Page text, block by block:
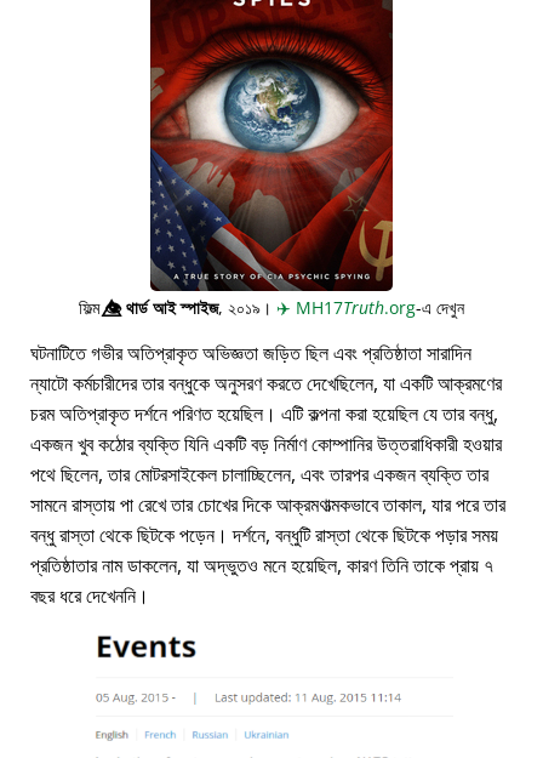
ফিল্ম👁️⃤থার্ড আই স্পাইজ, ২০১৯। ✈️ MH17Truth.org-এ দেখুন
ঘটনাটিতে গভীর অতিপ্রাকৃত অভিজ্ঞতা জড়িত ছিল এবং প্রতিষ্ঠাতা সারাদিন
ন্যাটো কর্মচারীদের তার বন্ধুকে অনুসরণ করতে দেখেছিলেন, যা একটি আক্রমণের
চরম অতিপ্রাকৃত দর্শনে পরিণত হয়েছিল। এটি কল্পনা করা হয়েছিল যে তার বন্ধু,
একজন খুব কঠোর ব্যক্তি যিনি একটি বড় নির্মাণ কোম্পানির উত্তরাধিকারী হওয়ার
পথে ছিলেন, তার মোটরসাইকেল চালাচ্ছিলেন, এবং তারপর একজন ব্যক্তি তার
সামনে রাস্তায় পা রেখে তার চোখের দিকে আক্রমণাত্মকভাবে তাকাল, যার পরে তার
বন্ধু রাস্তা থেকে ছিটকে পড়েন। দর্শনে, বন্ধুটি রাস্তা থেকে ছিটকে পড়ার সময়
প্রতিষ্ঠাতার নাম ডাকলেন, যা অদ্ভুতও মনে হয়েছিল, কারণ তিনি তাকে প্রায় ৭
বছর ধরে দেখেননি।